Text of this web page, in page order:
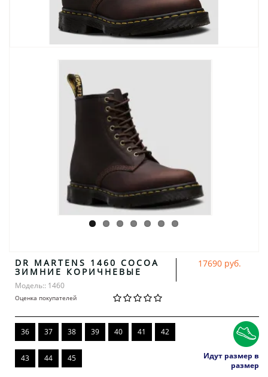
DR MARTENS 1460 COCOA
ЗИМНИЕ КОРИЧНЕВЫЕ
Модель:: 1460
Оценка покупателей
17690 руб.
36 37 38 39 40 41 42
43 44 45
Идут размер в
размер